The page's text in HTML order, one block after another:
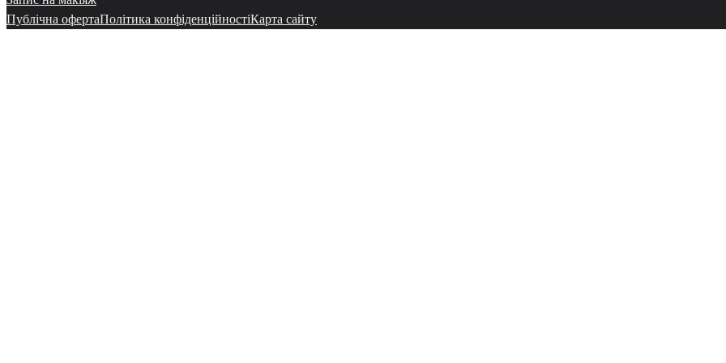
Публічна офертаПолітика конфіденційностіКарта сайту